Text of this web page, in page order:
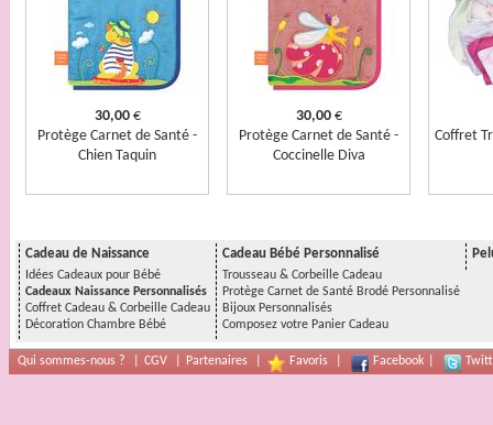
30,00€
Protège Carnet de Santé -
Chien Taquin
30,00€
Protège Carnet de Santé -
Coccinelle Diva
Coffret
Cadeau de Naissance
Idées Cadeaux pour Bébé
Cadeaux Naissance Personnalisés
Coffret Cadeau & Corbeille Cadeau
Décoration Chambre Bébé
Cadeau Bébé Personnalisé
Trousseau & Corbeille Cadeau
Protège Carnet de Santé Brodé Personnalisé
Bijoux Personnalisés
Composez votre Panier Cadeau
Qui sommes-nous ? CGV Partenaires Favoris Facebook